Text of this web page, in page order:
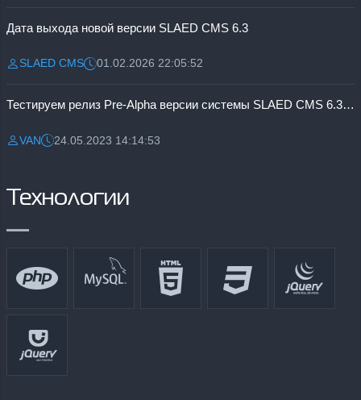
Дата выхода новой версии SLAED CMS 6.3
Разместил:
SLAED CMSДата:01.02.2026 22:05:52
Тестируем релиз Pre-Alpha версии системы SLAED CMS 6.3 Pro
Разместил:
VANДата:24.05.2023 14:14:53
Технологии